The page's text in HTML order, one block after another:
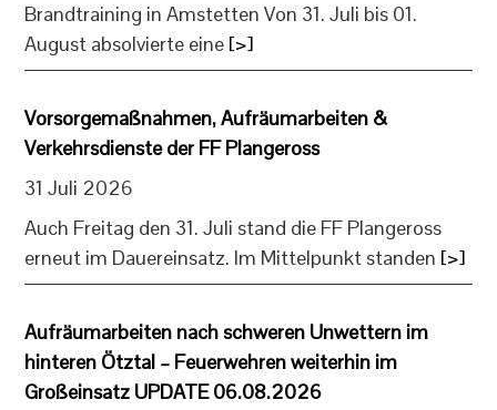
Brandtraining in Amstetten Von 31. Juli bis 01.
August absolvierte eine [>]
Vorsorgemaßnahmen, Aufräumarbeiten &
Verkehrsdienste der FF Plangeross
31 Juli 2026
Auch Freitag den 31. Juli stand die FF Plangeross
erneut im Dauereinsatz. Im Mittelpunkt standen [>]
Aufräumarbeiten nach schweren Unwettern im
hinteren Ötztal – Feuerwehren weiterhin im
Großeinsatz UPDATE 06.08.2026